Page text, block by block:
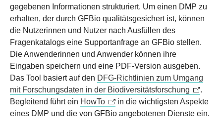
gegebenen Informationen strukturiert. Um einen DMP zu
erhalten, der durch GFBio qualitätsgesichert ist, können
die Nutzerinnen und Nutzer nach Ausfüllen des
Fragenkatalogs eine Supportanfrage an GFBio stellen.
Die Anwenderinnen und Anwender können ihre
Eingaben speichern und eine PDF-Version ausgeben.
Das Tool basiert auf den DFG-Richtlinien zum Umgang
mit Forschungsdaten in der Biodiversitätsforschung
.
Begleitend führt ein HowTo
in die wichtigsten Aspekte
eines DMP und die von GFBio angebotenen Dienste ein.